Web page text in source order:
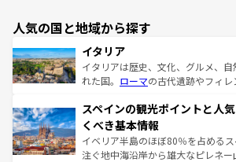
人気の国と地域から探す
イタリア
イタリアは歴史、文化、グルメ、
れた国。 ローマの古代遺跡やフィ
ろん、トスカーナの美しい田園風
景など、自然景観も見逃せない。観
ピザやパスタなど、絶品のイタリ
できる。朝目覚めてから夜眠るま
スペインの観光ポイントと人
くべき基本情報
イベリア半島のほぼ80％を占める
注ぐ地中海沿岸から雄大なピレネ